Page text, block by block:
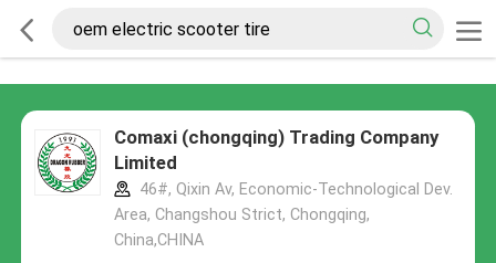
Comaxi (chongqing) Trading Company
Limited
46#, Qixin Av, Economic-Technological Dev.
Area, Changshou Strict, Chongqing,
China,CHINA